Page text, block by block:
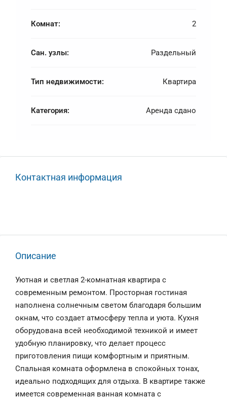
Комнат: 2
Сан. узлы: Раздельный
Тип недвижимости: Квартира
Категория: Аренда сдано
Контактная информация
Описание
Уютная и светлая 2-комнатная квартира с
современным ремонтом. Просторная гостиная
наполнена солнечным светом благодаря большим
окнам, что создает атмосферу тепла и уюта. Кухня
оборудована всей необходимой техникой и имеет
удобную планировку, что делает процесс
приготовления пищи комфортным и приятным.
Спальная комната оформлена в спокойных тонах,
идеально подходящих для отдыха. В квартире также
имеется современная ванная комната с